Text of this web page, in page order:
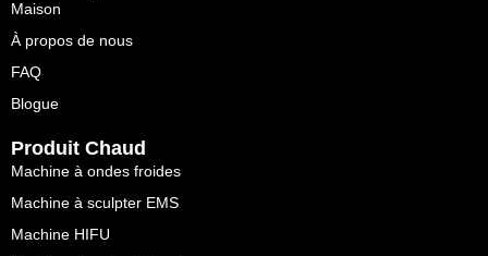
Maison
À propos de nous
FAQ
Blogue
Produit Chaud
Machine à ondes froides
Machine à sculpter EMS
Machine HIFU